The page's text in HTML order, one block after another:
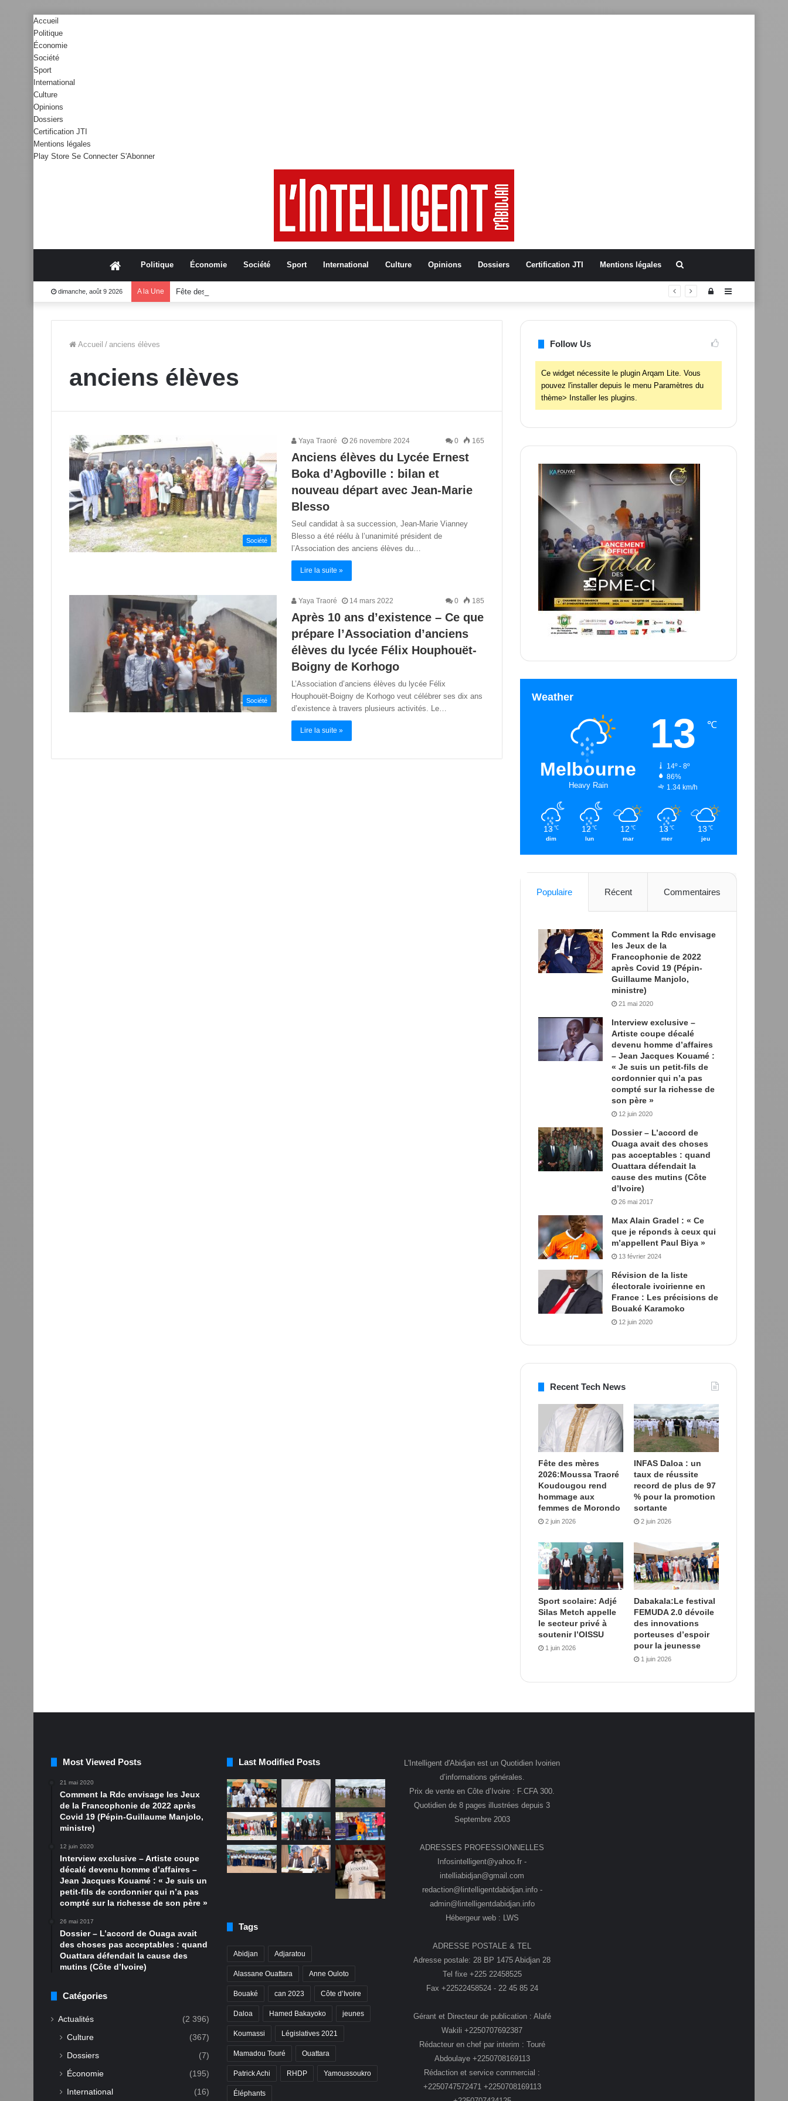
Accueil
Politique
Économie
Société
Sport
International
Culture
Opinions
Dossiers
Certification JTI
Mentions légales
Play Store Se Connecter S'Abonner
AccueilPolitique Économie Société Sport International Culture Opinions Dossiers Certification JTI Mentions légales
dimanche, août 9 2026 A la Une Fête des mères 2026:Moussa Traoré Koudougou rend hommage aux femmes de Morondo Sidebar
Connexion
Accueil / anciens élèves
anciens élèves
Société
Yaya Traoré 26 novembre 2024 0 165
Anciens élèves du Lycée Ernest
Boka d’Agboville : bilan et
nouveau départ avec Jean-Marie
Blesso
Seul candidat à sa succession, Jean-Marie Vianney
Blesso a été réélu à l’unanimité président de
l’Association des anciens élèves du…
Lire la suite »
Société
Yaya Traoré 14 mars 2022 0 185
Après 10 ans d’existence – Ce que
prépare l’Association d’anciens
élèves du lycée Félix Houphouët-
Boigny de Korhogo
L’Association d’anciens élèves du lycée Félix
Houphouët-Boigny de Korhogo veut célébrer ses dix ans
d’existence à travers plusieurs activités. Le…
Lire la suite »
Follow Us
Ce widget nécessite le plugin Arqam Lite. Vous
pouvez l'installer depuis le menu Paramètres du
thème> Installer les plugins.
Weather
Melbourne
Heavy Rain
13 ℃
14º - 8º
86%
1.34 km/h
13 ℃
dim
12 ℃
lun
12 ℃
mar
13 ℃
mer
13 ℃
jeu
Populaire Récent Commentaires
Comment la Rdc envisage
les Jeux de la
Francophonie de 2022
après Covid 19 (Pépin-
Guillaume Manjolo,
ministre)
21 mai 2020
Interview exclusive –
Artiste coupe décalé
devenu homme d’affaires
– Jean Jacques Kouamé :
« Je suis un petit-fils de
cordonnier qui n’a pas
compté sur la richesse de
son père »
12 juin 2020
Dossier – L’accord de
Ouaga avait des choses
pas acceptables : quand
Ouattara défendait la
cause des mutins (Côte
d’Ivoire)
26 mai 2017
Max Alain Gradel : « Ce
que je réponds à ceux qui
m’appellent Paul Biya »
13 février 2024
Révision de la liste
électorale ivoirienne en
France : Les précisions de
Bouaké Karamoko
12 juin 2020
Recent Tech News
Fête des mères
2026:Moussa Traoré
Koudougou rend
hommage aux
femmes de Morondo
2 juin 2026
INFAS Daloa : un
taux de réussite
record de plus de 97
% pour la promotion
sortante
2 juin 2026
Sport scolaire: Adjé
Silas Metch appelle
le secteur privé à
soutenir l’OISSU
1 juin 2026
Dabakala:Le festival
FEMUDA 2.0 dévoile
des innovations
porteuses d’espoir
pour la jeunesse
1 juin 2026
Most Viewed Posts
21 mai 2020
Comment la Rdc envisage les Jeux
de la Francophonie de 2022 après
Covid 19 (Pépin-Guillaume Manjolo,
ministre)
12 juin 2020
Interview exclusive – Artiste coupe
décalé devenu homme d’affaires –
Jean Jacques Kouamé : « Je suis un
petit-fils de cordonnier qui n’a pas
compté sur la richesse de son père »
26 mai 2017
Dossier – L’accord de Ouaga avait
des choses pas acceptables : quand
Ouattara défendait la cause des
mutins (Côte d’Ivoire)
Catégories
Actualités (2 396)
Culture
(367)
Dossiers
(7)
Économie
(195)
International
(16)
Last Modified Posts
Tags
Abidjan Adjaratou
Alassane Ouattara Anne Ouloto
Bouaké can 2023 Côte d’Ivoire
Daloa Hamed Bakayoko jeunes
Koumassi Législatives 2021
Mamadou Touré Ouattara
Patrick Achi RHDP Yamoussoukro
Éléphants
L'Intelligent d'Abidjan est un Quotidien Ivoirien
d’informations générales.
Prix de vente en Côte d’Ivoire : F.CFA 300.
Quotidien de 8 pages illustrées depuis 3
Septembre 2003
ADRESSES PROFESSIONNELLES
Infosintelligent@yahoo.fr -
intelliabidjan@gmail.com
redaction@lintelligentdabidjan.info -
admin@lintelligentdabidjan.info
Hébergeur web : LWS
ADRESSE POSTALE & TEL
Adresse postale: 28 BP 1475 Abidjan 28
Tel fixe +225 22458525
Fax +22522458524 - 22 45 85 24
Gérant et Directeur de publication : Alafé
Wakili +2250707692387
Rédacteur en chef par interim : Touré
Abdoulaye +2250708169113
Rédaction et service commercial :
+2250747572471 +2250708169113